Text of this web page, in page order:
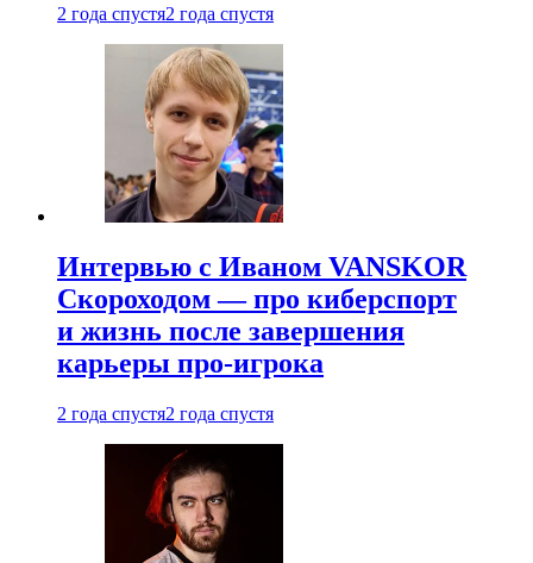
2 года спустя2 года спустя
Интервью с Иваном VANSKOR
Скороходом — про киберспорт
и жизнь после завершения
карьеры про-игрока
2 года спустя2 года спустя